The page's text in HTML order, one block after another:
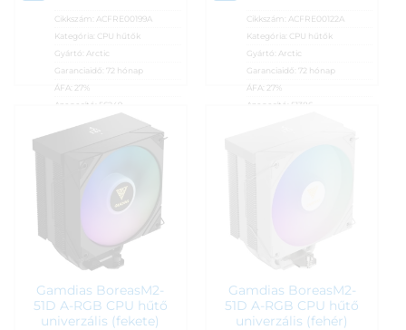
Cikkszám: ACFRE00199A
Kategória: CPU hűtők
Gyártó: Arctic
Garanciaidő:72 hónap
ÁFA:
27%
Azonosító: 56249
8 890 Ft
Cikkszám: ACFRE00122A
Kategória: CPU hűtők
Gyártó: Arctic
Garanciaidő: 72 hónap
ÁFA:
27%
Azonosító:
51386
Gamdias BoreasM2-
51D A-RGB CPU hűtő
univerzális (fekete)
Gamdias BoreasM2-
51D A-RGB CPU hűtő
univerzális (fehér)